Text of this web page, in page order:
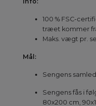
100 % FSC-
træet kommer
Maks. vægt pr.
Mål:
Sengens
Sengens fås i
80x200 cm,